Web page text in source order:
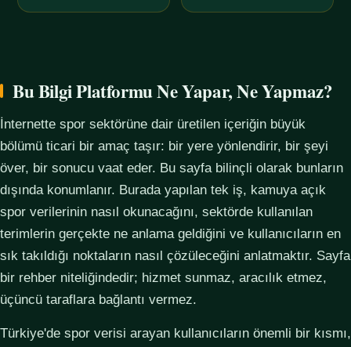
Bu Bilgi Platformu Ne Yapar, Ne Yapmaz?
İnternette spor sektörüne dair üretilen içeriğin büyük
bölümü ticari bir amaç taşır: bir yere yönlendirir, bir şeyi
över, bir sonucu vaat eder. Bu sayfa bilinçli olarak bunların
dışında konumlanır. Burada yapılan tek iş, kamuya açık
spor verilerinin nasıl okunacağını, sektörde kullanılan
terimlerin gerçekte ne anlama geldiğini ve kullanıcıların en
sık takıldığı noktaların nasıl çözüleceğini anlatmaktır. Sayfa
bir rehber niteliğindedir; hizmet sunmaz, aracılık etmez,
üçüncü taraflara bağlantı vermez.
Türkiye'de spor verisi arayan kullanıcıların önemli bir kısmı,